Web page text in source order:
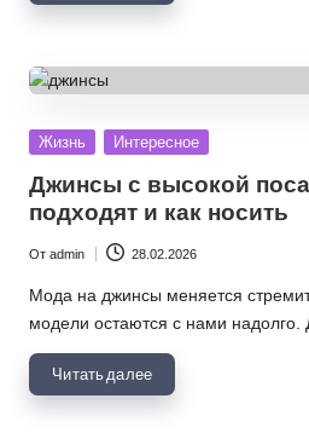
Опубликовано
Жизнь Интересное
Джинсы с высокой
подходят и как носить
от
От admin 28.02.2026
Мода на джинсы меняется
модели остаются с нами надолго.
Читать далее